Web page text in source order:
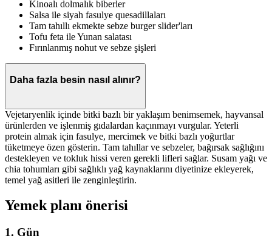
Kinoalı dolmalık biberler
Salsa ile siyah fasulye quesadillaları
Tam tahıllı ekmekte sebze burger slider'ları
Tofu feta ile Yunan salatası
Fırınlanmış nohut ve sebze şişleri
Daha fazla besin nasıl alınır?
Vejetaryenlik içinde bitki bazlı bir yaklaşım benimsemek, hayvansal
ürünlerden ve işlenmiş gıdalardan kaçınmayı vurgular. Yeterli
protein almak için fasulye, mercimek ve bitki bazlı yoğurtlar
tüketmeye özen gösterin. Tam tahıllar ve sebzeler, bağırsak sağlığını
destekleyen ve tokluk hissi veren gerekli lifleri sağlar. Susam yağı ve
chia tohumları gibi sağlıklı yağ kaynaklarını diyetinize ekleyerek,
temel yağ asitleri ile zenginleştirin.
Yemek planı önerisi
1. Gün